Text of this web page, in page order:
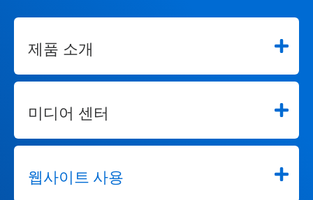
제품 소개
미디어 센터
웹사이트 사용